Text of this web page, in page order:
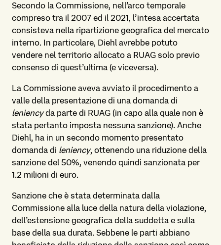
Secondo la Commissione, nell’arco temporale
compreso tra il 2007 ed il 2021, l’intesa accertata
consisteva nella ripartizione geografica del mercato
interno. In particolare, Diehl avrebbe potuto
vendere nel territorio allocato a RUAG solo previo
consenso di quest’ultima (e viceversa).
La Commissione aveva avviato il procedimento a
valle della presentazione di una domanda di
leniencyda parte di RUAG (in capo alla quale non è
stata pertanto imposta nessuna sanzione). Anche
Diehl, ha in un secondo momento presentato
domanda di leniency, ottenendo una riduzione della
sanzione del 50%, venendo quindi sanzionata per
1.2 milioni di euro.
Sanzione che è stata determinata dalla
Commissione alla luce della natura della violazione,
dell’estensione geografica della suddetta e sulla
base della sua durata. Sebbene le parti abbiano